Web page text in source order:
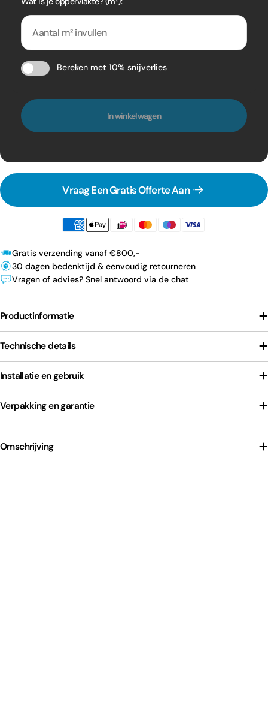
Bereken met 10% snijverlies
In winkelwagen
Vraag Een Gratis Offerte Aan
Gratis verzending vanaf €800,-
30 dagen bedenktijd & eenvoudig retourneren
Vragen of advies? Snel antwoord via de chat
Productinformatie
Technische details
Installatie en gebruik
Verpakking en garantie
Omschrijving